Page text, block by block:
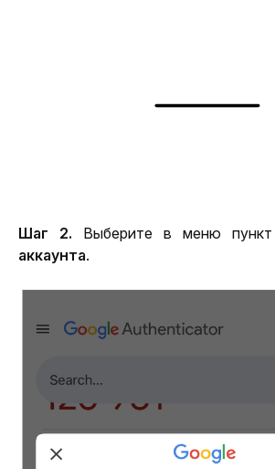
Шаг 2. Выберите в меню пункт
аккаунта.